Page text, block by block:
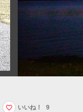
いいね！ 9